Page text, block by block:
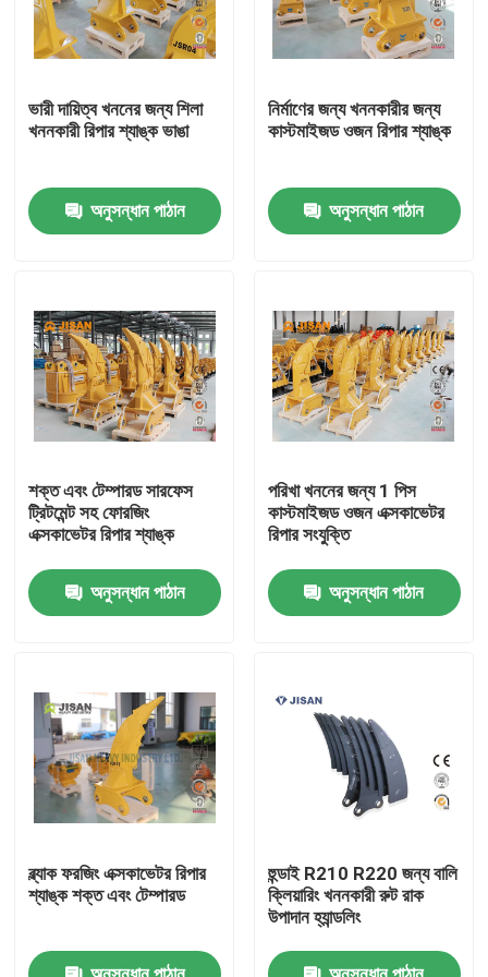
বাড়ি
পণ্য
আমাদের সম্পর্কে
মান নিয়ন্ত্রণ
যোগাযোগ করুন
উদ্ধৃতির জন্য আবেদন
Company News
খনক রাক ব্রেককারী
হাইড্রোলিক রক ব্রেকার
ভারী দায়িত্ব খননের জন্য শিলা
খননকারী রিপার শ্যাঙ্ক ভাঙা
অনুসন্ধান পাঠান
নির্মাণের জন্য খননকারীর জন্য
কাস্টমাইজড ওজন রিপার শ্যাঙ্ক
অনুসন্ধান পাঠান
শক্ত এবং টেম্পারড সারফেস
ট্রিটমেন্ট সহ ফোরজিং
এক্সকাভেটর রিপার শ্যাঙ্ক
অনুসন্ধান পাঠান
পরিখা খননের জন্য 1 পিস
কাস্টমাইজড ওজন এক্সকাভেটর
রিপার সংযুক্তি
অনুসন্ধান পাঠান
ব্ল্যাক ফরজিং এক্সকাভেটর রিপার
শ্যাঙ্ক শক্ত এবং টেম্পারড
হুন্ডাই R210 R220 জন্য বালি
ক্লিয়ারিং খননকারী রুট রাক
উপাদান হ্যান্ডলিং